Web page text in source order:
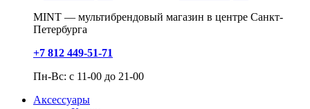
MINT — мультибрендовый магазин в центре Санкт-
Петербурга
+7 812 449-51-71
Пн-Вс: с 11-00 до 21-00
Аксессуары